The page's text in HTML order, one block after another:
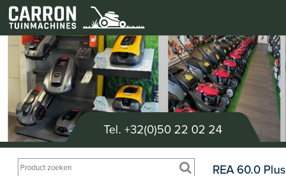
Tel. +32(0)50 22 02 24
REA 60.0 Plus